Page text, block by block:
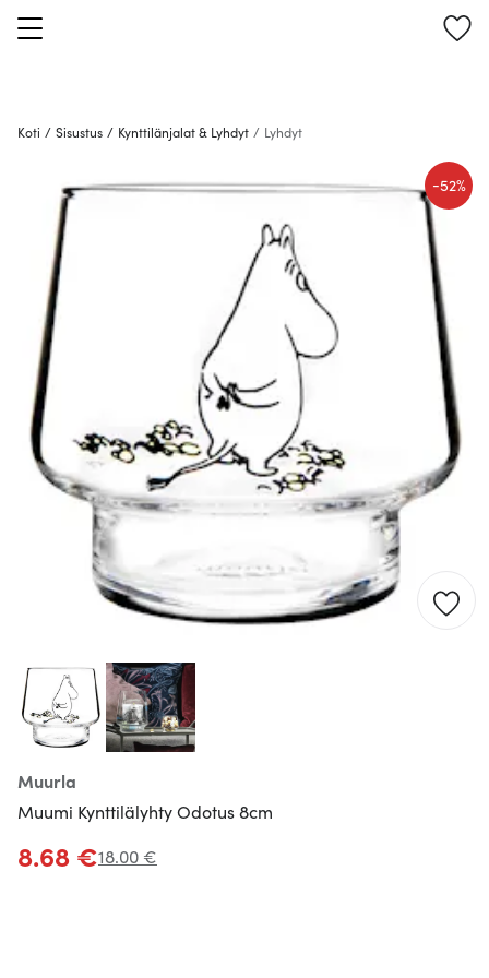
Koti / Sisustus / Kynttilänjalat & Lyhdyt / Lyhdyt
Muurla
Muumi Kynttilälyhty Odotus 8cm
-52%
8.68 €18.00 €